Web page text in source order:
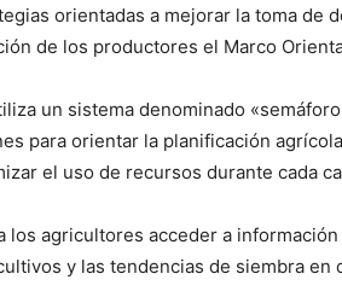
orientadas a mejorar la toma de
de los productores el Marco
un sistema denominado
para orientar la planificación
el uso de recursos durante cada
los agricultores acceder a
y las tendencias de siembra en